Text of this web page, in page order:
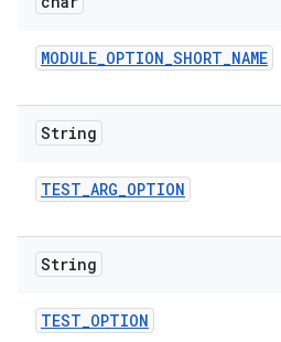
MODULE_OPTION_SHORT_NAME
String
TEST_ARG_OPTION
String
TEST_OPTION